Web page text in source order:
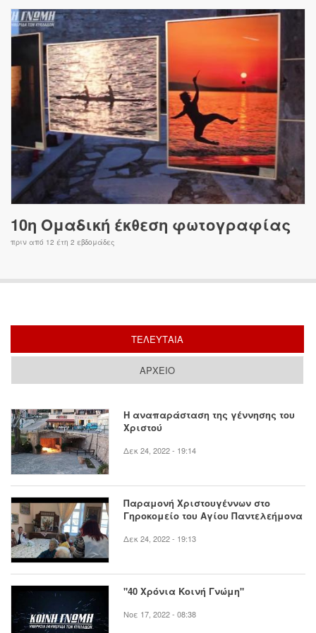
10η Ομαδική έκθεση φωτογραφίας
πριν από 12 έτη 2 εβδομάδες
ΤΕΛΕΥΤΑΙΑ
ΑΡΧΕΙΟ
Η αναπαράσταση της γέννησης του
Χριστού
Δεκ 24, 2022 - 19:14
Παραμονή Χριστουγέννων στο
Γηροκομείο του Αγίου Παντελεήμονα
Δεκ 24, 2022 - 19:13
"40 Χρόνια Κοινή Γνώμη"
Νοε 17, 2022 - 08:38